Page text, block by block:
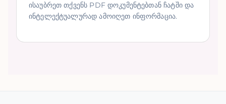
ისაუბრეთ თქვენს PDF დოკუმენტებთან ჩატში და
ინტელექტუალურად ამოიღეთ ინფორმაცია.